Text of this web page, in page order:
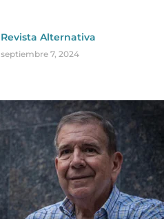
Revista Alternativa
septiembre 7, 2024